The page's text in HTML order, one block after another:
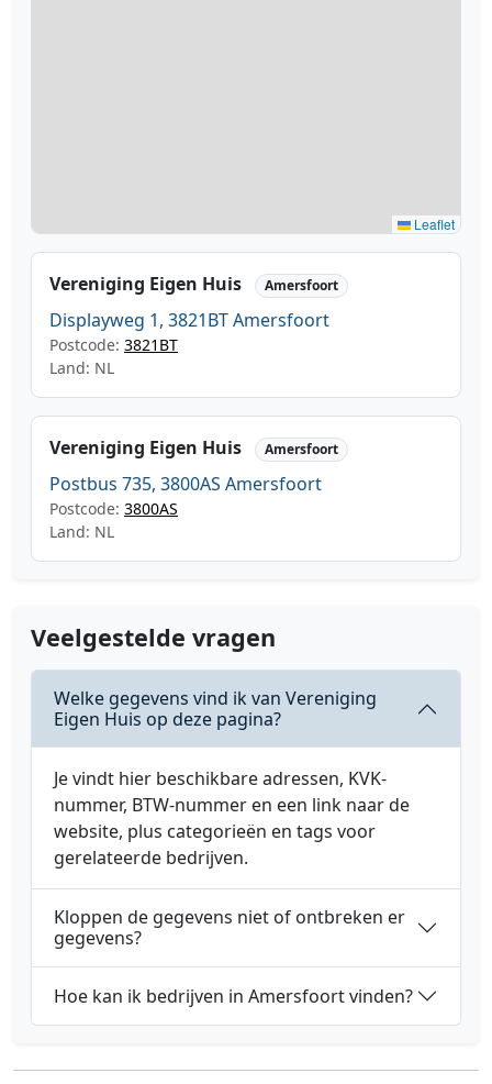
Leaflet
Vereniging Eigen Huis Amersfoort
Displayweg 1, 3821BT Amersfoort
Postcode: 3821BT
Land: NL
Vereniging Eigen Huis Amersfoort
Postbus 735, 3800AS Amersfoort
Postcode: 3800AS
Land: NL
Veelgestelde vragen
Welke gegevens vind ik van Vereniging
Eigen Huis op deze pagina?
Je vindt hier beschikbare adressen, KVK-
nummer, BTW-nummer en een link naar de
website, plus categorieën en tags voor
gerelateerde bedrijven.
Kloppen de gegevens niet of ontbreken er
gegevens?
Hoe kan ik bedrijven in Amersfoort vinden?